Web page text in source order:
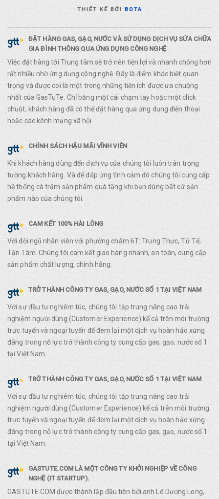
THIẾT KẾ BỞIBOTA
ĐẶT HÀNG GAS, GẠO, NƯỚC VÀ SỬ DỤNG DỊCH VỤ SỬA CHỮA
GIA ĐÌNH THÔNG QUA ỨNG DỤNG CÔNG NGHỆ
Việc đặt hàng tới Trung tâm sẽ trở nên tiện lợi và nhanh chóng hơn
rất nhiều nhờ ứng dụng công nghệ. Đây là điểm khác biệt quan
trọng và được coi là một trong những tiện ích được ưa chuộng
nhất của GasTuTe. Chỉ bằng một cái chạm tay hoặc một click
chuột, khách hàng đã có thể đặt hàng qua ứng dụng điện thoại
hoặc các kênh mạng xã hội
CHÍNH SÁCH HẬU MÃI VĨNH VIỄN
Khi khách hàng dùng đến dịch vụ của chúng tôi luôn trân trọng
tường khách hàng. Và để đáp ứng tình cảm đó chúng tôi cung cấp
hệ thống cà trăm sản phẩm quà tặng khi bạn dùng bất cứ sản
phẩm nào của chúng tôi.
CAM KẾT 100% HÀI LÒNG
Với đội ngũ nhân viên với phường châm 6T: Trung Thực, Tử Tế,
Tận Tâm. Chúng tôi cam kết giao hàng nhanh, an toàn, cung cấp
sản phẩm chất lượng, chính hãng.
TRỞ THÀNH CÔNG TY GAS, GẠO, NƯỚC SỐ 1 TẠI VIỆT NAM
Với sự đầu tư nghiêm túc, chúng tôi tập trung nâng cao trải
nghiệm người dùng (Customer Experience) kể cả trên môi trường
trực tuyến và ngoại tuyến để đem lại một dịch vụ hoàn hảo xứng
đáng trong nỗ lực trở thành công ty cung cấp gas, gạo, nước số 1
tại Việt Nam.
TRỞ THÀNH CÔNG TY GAS, GẠO, NƯỚC SỐ 1 TẠI VIỆT NAM
Với sự đầu tư nghiêm túc, chúng tôi tập trung nâng cao trải
nghiệm người dùng (Customer Experience) kể cả trên môi trường
trực tuyến và ngoại tuyến để đem lại một dịch vụ hoàn hảo xứng
đáng trong nỗ lực trở thành công ty cung cấp gas, gạo, nước số 1
tại Việt Nam.
GASTUTE.COM LÀ MỘT CÔNG TY KHỞI NGHIỆP VỀ CÔNG
NGHỆ (IT STARTUP).
GASTUTE.COM được thành lập đầu tiên bởi anh Lê Dương Long,